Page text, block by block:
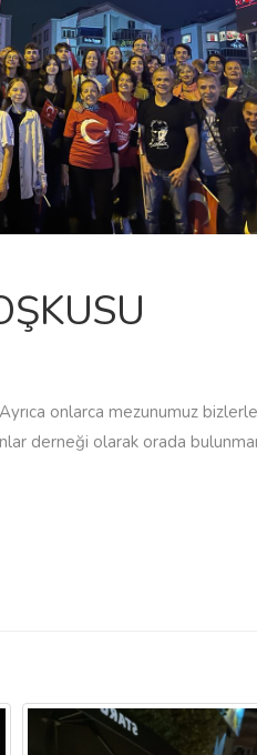
onlarca mezunumuz
derneği olarak orada